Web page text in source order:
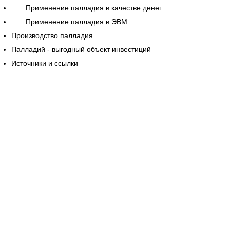
Применение палладия в качестве денег
Применение палладия в ЭВМ
Производство палладия
Палладий - выгодный объект инвестиций
Источники и ссылки